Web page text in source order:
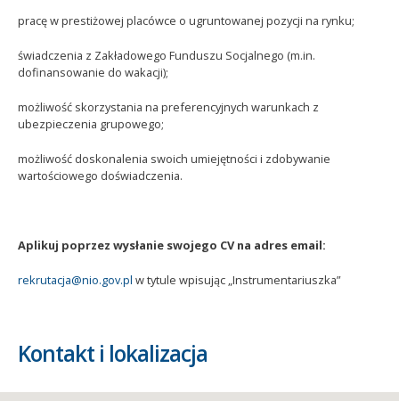
pracę w prestiżowej placówce o ugruntowanej pozycji na rynku;
świadczenia z Zakładowego Funduszu Socjalnego (m.in.
dofinansowanie do wakacji);
możliwość skorzystania na preferencyjnych warunkach z
ubezpieczenia grupowego;
możliwość doskonalenia swoich umiejętności i zdobywanie
wartościowego doświadczenia.
Aplikuj poprzez wysłanie swojego CV na adres email:
rekrutacja@nio.gov.pl w tytule wpisując „Instrumentariuszka”
Kontakt i lokalizacja